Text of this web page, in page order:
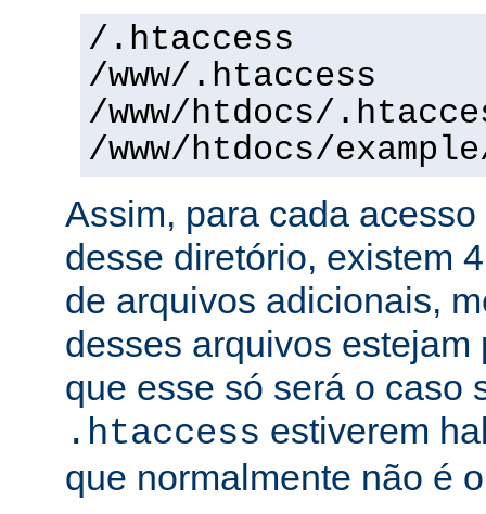
/.htaccess
/www/.htaccess
/www/htdocs/
/www/htdocs/
Assim, para cada
desse diretório, existem
de arquivos adicionais,
desses arquivos estejam
que esse só será o caso
.htaccess estiverem
que normalmente não é